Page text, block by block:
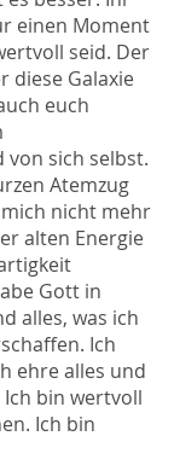
einen Moment
seid. Der
diese Galaxie
euch
sich selbst.
Atemzug
mich nicht mehr
alten Energie
Gott in
alles, was ich
Ich
ehre alles und
bin wertvoll
Ich bin